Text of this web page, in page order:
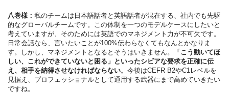
八巻様： 私のチームは日本語話者と英語話者が混在する、社内でも先駆
的なグローバルチームです。この体制を一つのモデルケースにしたいと
考えていますが、そのためには英語でのマネジメント力が不可欠です。
日常会話なら、言いたいことが100%伝わらなくてもなんとかなりま
す。しかし、マネジメントとなるとそうはいきません。
「こう動いてほ
しい、これができていないと困る」といったシビアな要求を正確に伝
え、相手を納得させなければならない。今後はCEFR B2やC1レベルを
見据え、プロフェッショナルとして通用する武器にまで高めていきたい
ですね。